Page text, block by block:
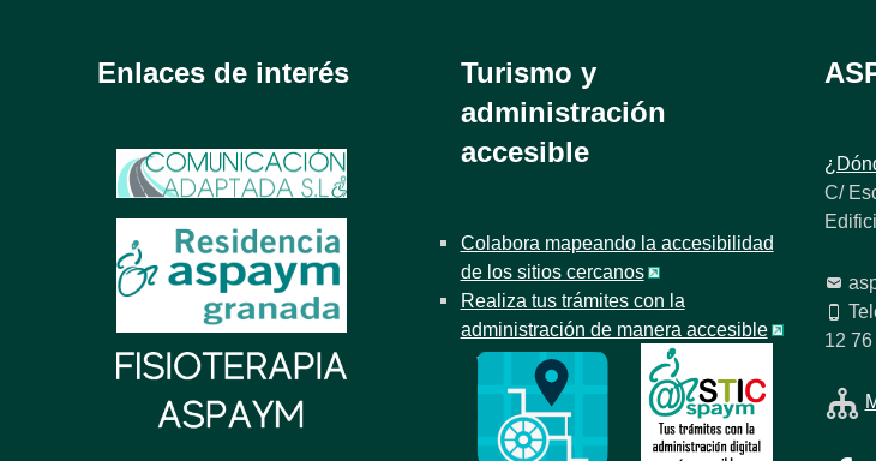
Enlaces de interés
Turismo y
administración
accesible
Colabora mapeando la accesibilidad
de los sitios cercanos
Realiza tus trámites con la
administración de manera accesible
C/
12